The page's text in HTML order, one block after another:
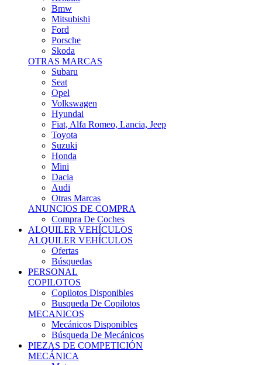
Mitsubishi
Ford
Porsche
Skoda
OTRAS MARCAS
Subaru
Seat
Opel
Volkswagen
Hyundai
Fiat, Alfa Romeo, Lancia, Jeep
Toyota
Suzuki
Honda
Mini
Dacia
Audi
Otras Marcas
ANUNCIOS DE COMPRA
Compra De Coches
ALQUILER VEHÍCULOS
ALQUILER VEHÍCULOS
Ofertas
Búsquedas
PERSONAL
COPILOTOS
Copilotos Disponibles
Busqueda De Copilotos
MECANICOS
Mecánicos Disponibles
Búsqueda De Mecánicos
PIEZAS DE COMPETICIÓN
MECÁNICA
Motores
Refrigeración